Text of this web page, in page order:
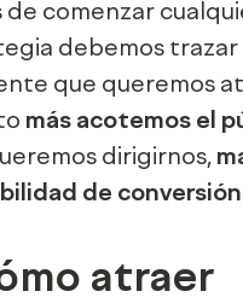
de comenzar
debemos trazar
que queremos
más acotemos el
dirigirnos,
de conversión
atraer